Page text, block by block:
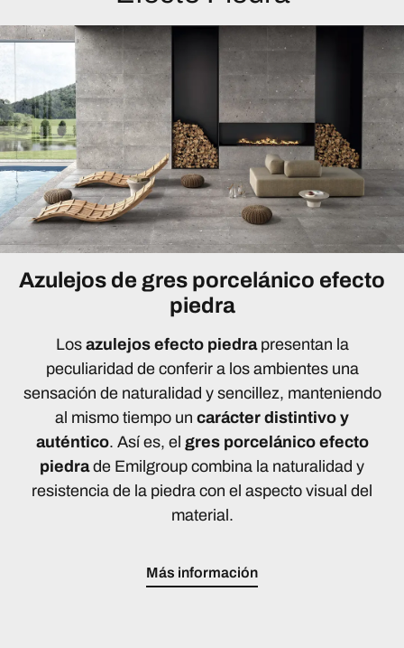
Azulejos de gres porcelánico efecto
piedra
Los azulejos efecto piedra presentan la
peculiaridad de conferir a los ambientes una
sensación de naturalidad y sencillez, manteniendo
al mismo tiempo un carácter distintivo y
auténtico. Así es, el gres porcelánico efecto
piedrade Emilgroup combina la naturalidad y
resistencia de la piedra con el aspecto visual del
material.
Más información